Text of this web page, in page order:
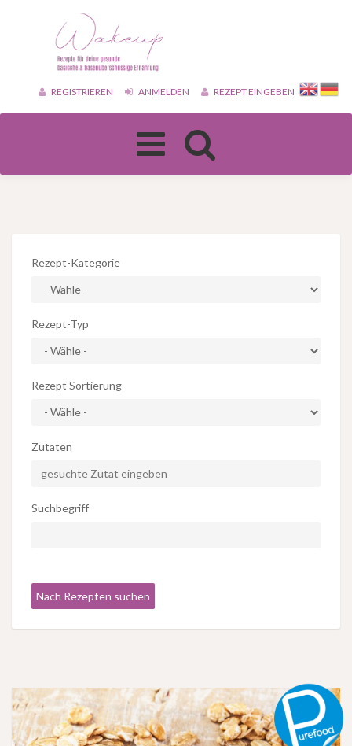
REGISTRIEREN ANMELDEN REZEPT EINGEBEN
Toggle
navigation
Rezept-Kategorie
Rezept-Typ
Rezept Sortierung
Zutaten
Suchbegriff
Nach Rezepten suchen